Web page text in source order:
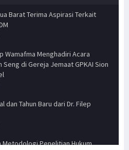
Barat Terima Aspirasi Terkait
Wamafma Menghadiri Acara
Seng di Gereja Jemaat GPKAI Sion
dan Tahun Baru dari Dr. Filep
Metodologi Penelitian Hukum